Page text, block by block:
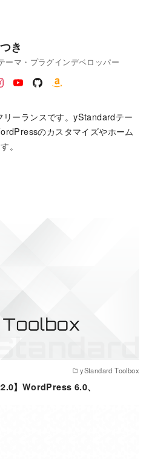
き
ーマ・プラグインデベロッパー
ーランスです。yStandardテー
のカスタマイズやホーム
。
yStandard Toolbox
】WordPress 6.0、